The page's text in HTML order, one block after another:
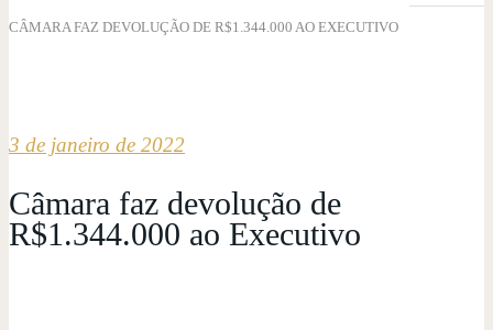
CÂMARA FAZ DEVOLUÇÃO DE R$1.344.000 AO EXECUTIVO
3 de janeiro de 2022
Câmara faz devolução de
R$1.344.000 ao Executivo